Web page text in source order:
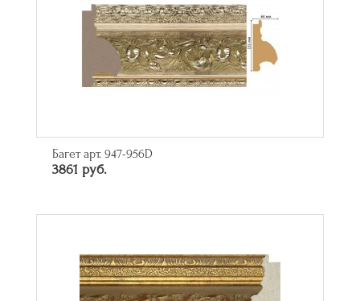
Багет арт. 947-956D
3861 руб.